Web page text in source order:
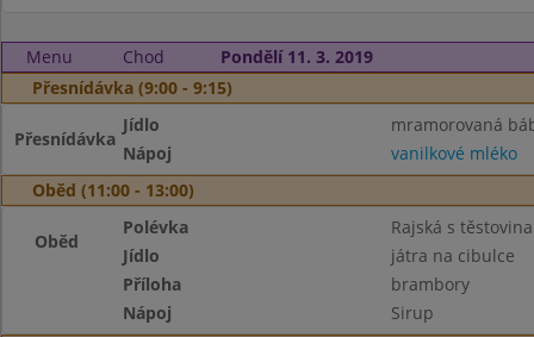
Menu Chod
Pondělí 11. 3. 2019
Přesnídávka (9:00 - 9:15)
Přesnídávka
Jídlo
mramorovaná
Nápoj
vanilkové mléko
Oběd (11:00 - 13:00)
Oběd
Polévka
Rajská s
Jídlo
játra na cibulce
Příloha
brambory
Nápoj
Sirup